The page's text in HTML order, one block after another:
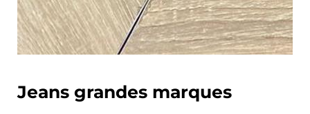
Jeans grandes marques